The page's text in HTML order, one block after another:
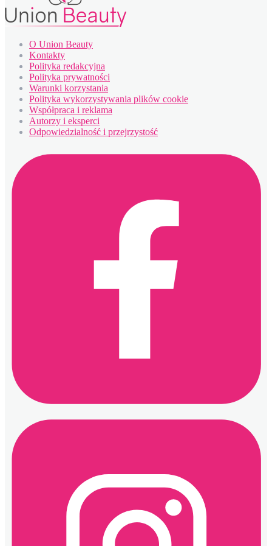
O Union Beauty
Kontakty
Polityka redakcyjna
Polityka prywatności
Warunki korzystania
Polityka wykorzystywania plików cookie
Współpraca i reklama
Autorzy i eksperci
Odpowiedzialność i przejrzystość